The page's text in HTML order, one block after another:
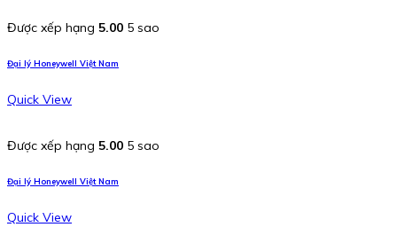
Được xếp hạng 5.00 5 sao
Đại lý Honeywell Việt Nam
Quick View
Được xếp hạng 5.00 5 sao
Đại lý Honeywell Việt Nam
Quick View